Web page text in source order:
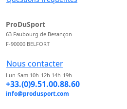
ProDuSport
63 Faubourg de Besançon
F-90000 BELFORT
Nous contacter
Lun-Sam 10h-12h 14h-19h
+33.(0)9.51.00.88.60
info@produsport.com